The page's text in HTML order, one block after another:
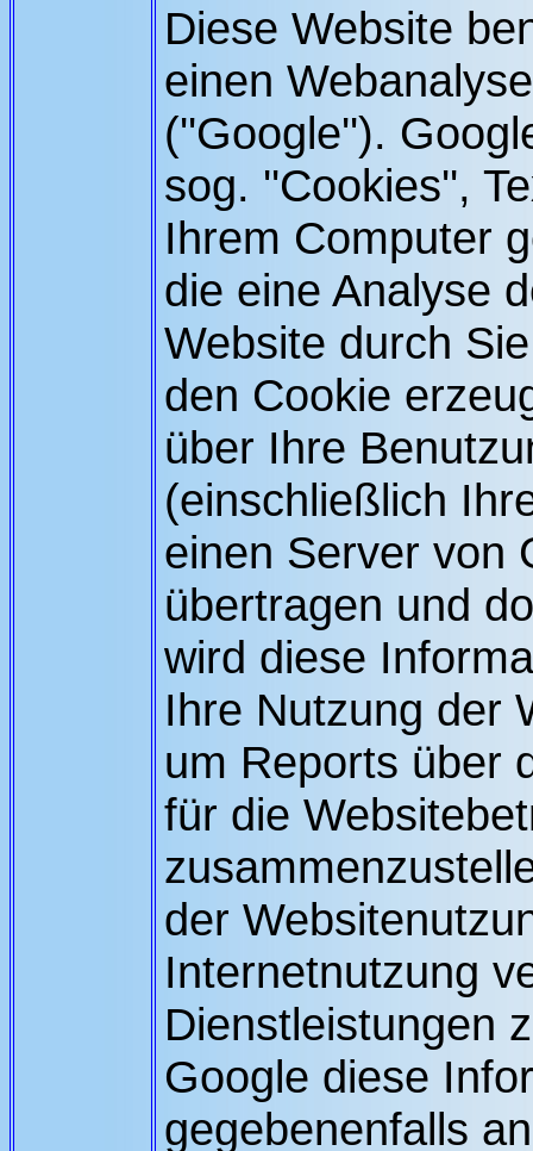
Diese Website
einen
(''Google'').
sog. ''Cookies'',
Ihrem Computer
die eine Analyse
Website durch
den Cookie
über Ihre
(einschließlich
einen Server von
übertragen und
wird diese
Ihre Nutzung der
um Reports über
für die
der
Internetnutzung
Dienstleistungen
Google diese
gegebenenfalls